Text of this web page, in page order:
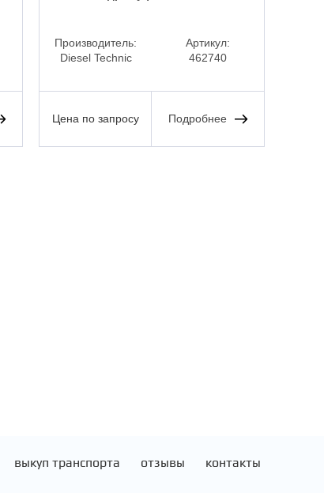
Производитель:
Diesel Technic
Артикул:
462740
Цена по запросу Подробнее
выкуп транспорта отзывы контакты